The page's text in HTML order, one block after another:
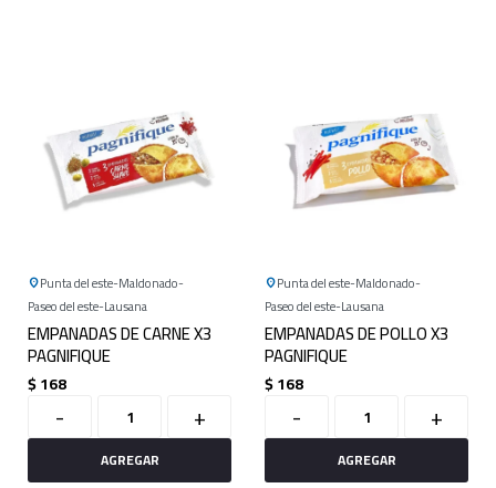
Punta del este Maldonado
Paseo del este Lausana
EMPANADAS DE CARNE X3
PAGNIFIQUE
$168
- +
Punta del este Maldonado
Paseo del este Lausana
EMPANADAS DE POLLO X3
PAGNIFIQUE
$168
- +